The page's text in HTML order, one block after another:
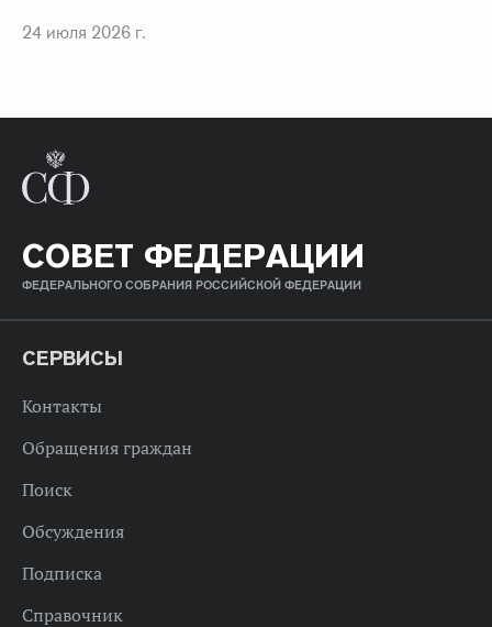
24 июля 2026 г.
СОВЕТ ФЕДЕРАЦИИ
ФЕДЕРАЛЬНОГО СОБРАНИЯ РОССИЙСКОЙ ФЕДЕРАЦИИ
СЕРВИСЫ
Контакты
Обращения граждан
Поиск
Обсуждения
Подписка
Справочник